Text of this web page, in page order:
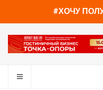
#ХОЧУ